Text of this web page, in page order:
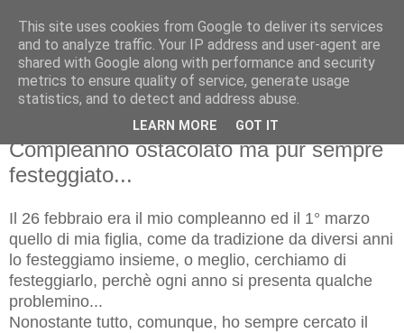
lunedì 2 marzo 2015
Compleanno ostacolato ma pur sempre
festeggiato...
Il 26 febbraio era il mio compleanno ed il 1° marzo
quello di mia figlia, come da tradizione da diversi anni
lo festeggiamo insieme, o meglio, cerchiamo di
festeggiarlo, perchè ogni anno si presenta qualche
problemino...
Nonostante tutto, comunque, ho sempre cercato il
This site uses cookies from Google to deliver its services
and to analyze traffic. Your IP address and user-agent are
shared with Google along with performance and security
metrics to ensure quality of service, generate usage
statistics, and to detect and address abuse.
LEARN MORE GOT IT